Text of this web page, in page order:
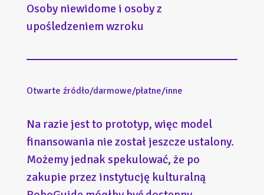
Osoby niewidome i osoby z
upośledzeniem wzroku
Otwarte źródło/darmowe/płatne/inne
Na razie jest to prototyp, więc model
finansowania nie został jeszcze ustalony.
Możemy jednak spekulować, że po
zakupie przez instytucję kulturalną